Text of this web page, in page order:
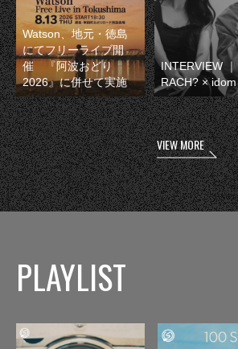
Watson、地元・徳島
にてフリーライブ開
催 『阿波おどり
2026』に併せて実施
INTERVIEW ｜
RACH? × idom
VIEW MORE
PLAYLIST